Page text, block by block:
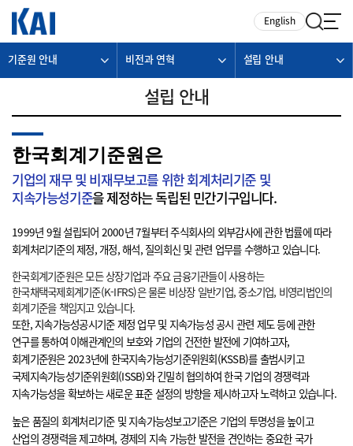
English
기준원 안내 비전과 연혁 설립 안내
설립 안내
한국회계기준원은
기업의 재무 및 비재무보고를 위한 회계처리기준 및
지속가능성기준을 제정하는 독립된 민간기구입니다.
1999년 9월 설립되어 2000년 7월부터 주식회사의 외부감사에 관한 법률에 따라
회계처리기준의 제정, 개정, 해석, 질의회신 및 관련 업무를 수행하고 있습니다.
한국회계기준원은 모든 상장기업과 주요 금융기관들이 사용하는
한국채택국제회계기준(K-IFRS)은 물론 비상장 일반기업, 중소기업, 비영리법인의
회계기준을 책임지고 있습니다.
또한, 지속가능성공시기준 제정 업무 및 지속가능성 공시 관련 제도 등에 관한
연구를 통하여 이해관계인의 보호와 기업의 건전한 발전에 기여하고자,
회계기준원은 2023년에 한국지속가능성기준위원회(KSSB)를 출범시키고
국제지속가능성기준위원회(ISSB)와 긴밀히 협의하여 한국 기업의 경쟁력과
지속가능성을 확보하는 새로운 표준 설정의 방향을 제시하고자 노력하고 있습니다.
높은 품질의 회계처리기준 및 지속가능성보고기준은 기업의 투명성을 높이고
산업의 경쟁력을 제고하며, 경제의 지속 가능한 발전을 견인하는 중요한 국가